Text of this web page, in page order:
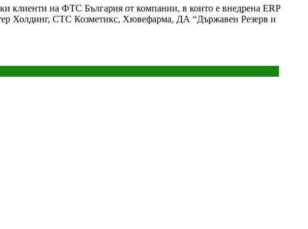
клиенти на ФТС България от компании, в които е внедрена ERP
Холдинг, СТС Козметикс, Хювефарма, ДА “Държавен Резерв и